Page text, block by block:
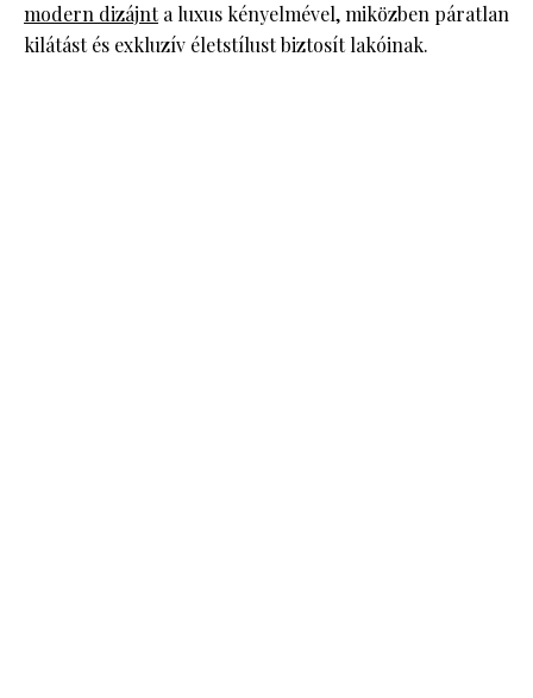
modern dizájnta luxus kényelmével, miközben páratlan
kilátást és exkluzív életstílust biztosít lakóinak.